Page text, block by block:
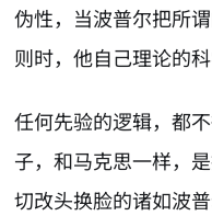
伪性，当波普尔把所
则时，他自己理论的
任何先验的逻辑，都
子，和马克思一样，
切改头换脸的诸如波